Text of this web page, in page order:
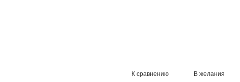
К сравнению В желания